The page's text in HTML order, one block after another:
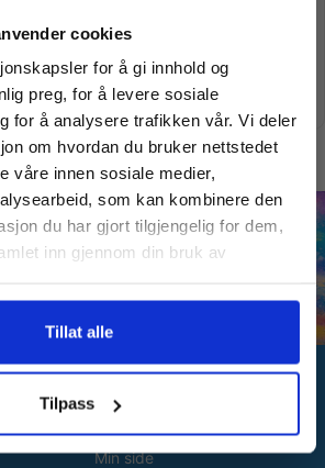
cookies
for å gi innhold og
preg, for å levere sosiale
for å analysere trafikken vår. Vi deler
om hvordan du bruker nettstedet
våre innen sosiale medier,
som kan kombinere den
du har gjort tilgjengelig for dem,
inn gjennom din bruk av
Tillat alle
Tilpass
brikker
Under vann riket | 1000 Brikker
189,00
Legg i handlekurv
SNARVEIER
Min side
du ha
Rabatt?
vårt nyhetsbrev og motta
og produktinformasjon fra
oss¢!
takk, jeg er med
takk! Jeg betaler fullpris